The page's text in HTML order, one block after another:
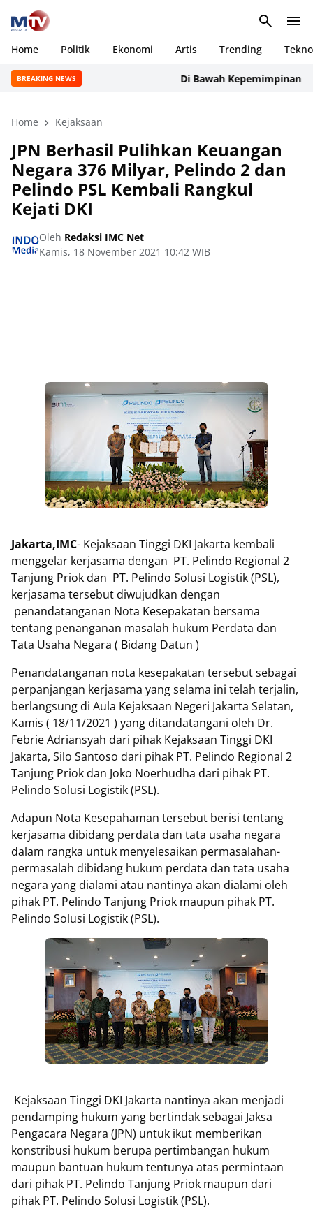
Home Politik Ekonomi Artis Trending Tekno
BREAKING NEWS Di Bawah Kepemimpinan Rudi
Home Kejaksaan
JPN Berhasil Pulihkan Keuangan
Negara 376 Milyar, Pelindo 2 dan
Pelindo PSL Kembali Rangkul
Kejati DKI
Oleh Redaksi IMC Net
Kamis, 18 November 2021 10:42 WIB
Jakarta,IMC- Kejaksaan Tinggi DKI Jakarta kembali
menggelar kerjasama dengan PT. Pelindo Regional 2
Tanjung Priok dan PT. Pelindo Solusi Logistik (PSL),
kerjasama tersebut diwujudkan dengan
penandatanganan Nota Kesepakatan bersama
tentang penanganan masalah hukum Perdata dan
Tata Usaha Negara ( Bidang Datun )
Penandatanganan nota kesepakatan tersebut sebagai
perpanjangan kerjasama yang selama ini telah terjalin,
berlangsung di Aula Kejaksaan Negeri Jakarta Selatan,
Kamis ( 18/11/2021 ) yang ditandatangani oleh Dr.
Febrie Adriansyah dari pihak Kejaksaan Tinggi DKI
Jakarta, Silo Santoso dari pihak PT. Pelindo Regional 2
Tanjung Priok dan Joko Noerhudha dari pihak PT.
Pelindo Solusi Logistik (PSL).
Adapun Nota Kesepahaman tersebut berisi tentang
kerjasama dibidang perdata dan tata usaha negara
dalam rangka untuk menyelesaikan permasalahan-
permasalah dibidang hukum perdata dan tata usaha
negara yang dialami atau nantinya akan dialami oleh
pihak PT. Pelindo Tanjung Priok maupun pihak PT.
Pelindo Solusi Logistik (PSL).
Kejaksaan Tinggi DKI Jakarta nantinya akan menjadi
pendamping hukum yang bertindak sebagai Jaksa
Pengacara Negara (JPN) untuk ikut memberikan
konstribusi hukum berupa pertimbangan hukum
maupun bantuan hukum tentunya atas permintaan
dari pihak PT. Pelindo Tanjung Priok maupun dari
pihak PT. Pelindo Solusi Logistik (PSL).